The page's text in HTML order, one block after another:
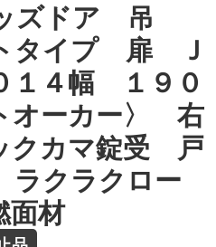
ズドア 吊
タイプ 扉 Ｊ
４幅 １９０
オーカー〉 右
クカマ錠受 戸
クラクロー
材